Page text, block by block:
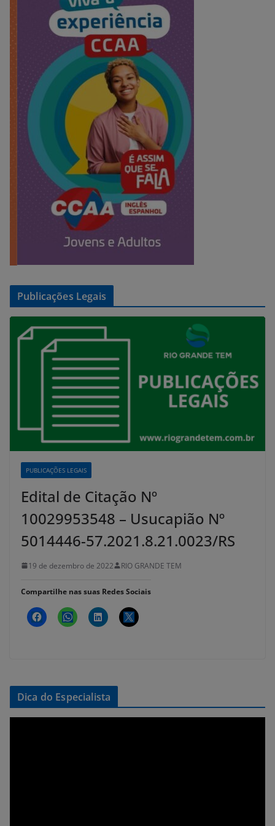
Publicações Legais
PUBLICAÇÕES LEGAIS
Edital de Citação Nº
10029953548 – Usucapião Nº
5014446-57.2021.8.21.0023/RS
19 de dezembro de 2022 RIO GRANDE TEM
Compartilhe nas suas Redes Sociais
Dica do Especialista